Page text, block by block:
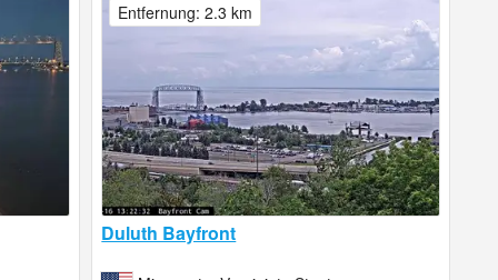
Duluth Bayfront
Entfernung: 2.3 km